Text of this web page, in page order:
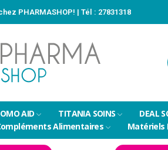
PHARMASHOP! | Tél : 27831318
AID TITANIA SOINS DEAL
Alimentaires Matériels